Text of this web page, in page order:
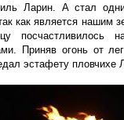
Ларин. А стал
как является нашим
Приняв огонь от
эстафету пловчихе